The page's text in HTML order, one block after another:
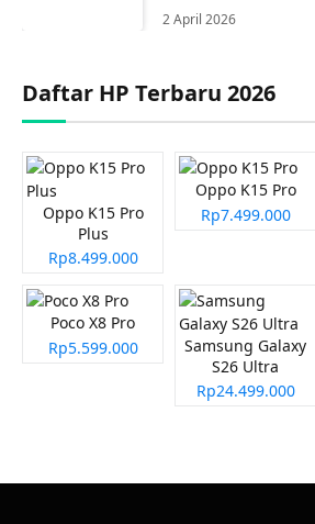
2 April 2026
Daftar HP Terbaru 2026
Oppo K15 Pro
Plus
Rp8.499.000
Oppo K15 Pro
Rp7.499.000
Poco X8 Pro
Rp5.599.000
Samsung Galaxy
S26 Ultra
Rp24.499.000